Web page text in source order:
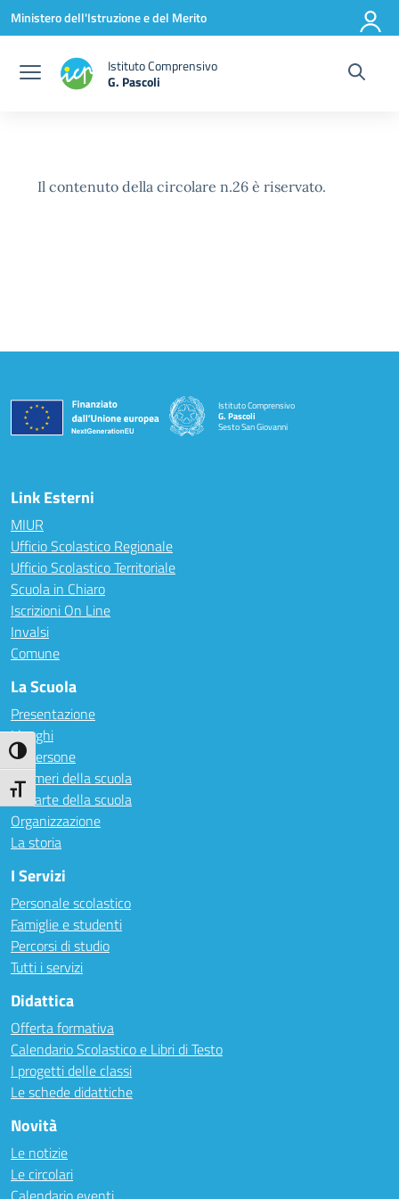
Attiva/disattiva alto contrasto
Attiva/disattiva dimensione testo
Vai ai contenuti
Vai al menu di navigazione
Vai al footer
Ministero dell'Istruzione e del Merito
Istituto Comprensivo
G. Pascoli
Il contenuto della circolare n.26 è riservato.
Istituto Comprensivo
G. Pascoli
Sesto San Giovanni
Link Esterni
MIUR
Ufficio Scolastico Regionale
Ufficio Scolastico Territoriale
Scuola in Chiaro
Iscrizioni On Line
Invalsi
Comune
La Scuola
Presentazione
I luoghi
Le persone
I numeri della scuola
Le carte della scuola
Organizzazione
La storia
I Servizi
Personale scolastico
Famiglie e studenti
Percorsi di studio
Tutti i servizi
Didattica
Offerta formativa
Calendario Scolastico e Libri di Testo
I progetti delle classi
Le schede didattiche
Novità
Le notizie
Le circolari